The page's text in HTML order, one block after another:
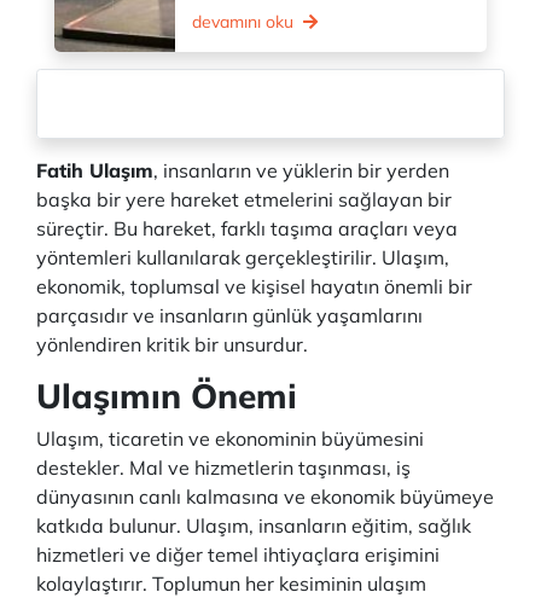
devamını oku
Fatih Ulaşım, insanların ve yüklerin bir yerden
başka bir yere hareket etmelerini sağlayan bir
süreçtir. Bu hareket, farklı taşıma araçları veya
yöntemleri kullanılarak gerçekleştirilir. Ulaşım,
ekonomik, toplumsal ve kişisel hayatın önemli bir
parçasıdır ve insanların günlük yaşamlarını
yönlendiren kritik bir unsurdur.
Ulaşımın Önemi
Ulaşım, ticaretin ve ekonominin büyümesini
destekler. Mal ve hizmetlerin taşınması, iş
dünyasının canlı kalmasına ve ekonomik büyümeye
katkıda bulunur. Ulaşım, insanların eğitim, sağlık
hizmetleri ve diğer temel ihtiyaçlara erişimini
kolaylaştırır. Toplumun her kesiminin ulaşım